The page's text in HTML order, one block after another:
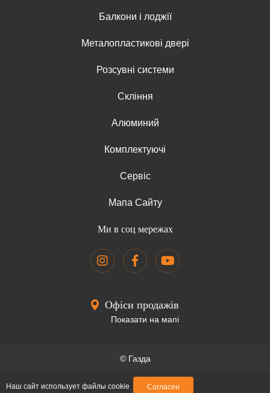
Балкони і лоджії
Металопластикові двері
Розсувні системи
Скління
Алюминий
Комплектуючі
Сервіс
Мапа Сайту
Ми в соц мережах
Офіси продажів
Показати на мапі
© Газда
Зразок договору
Наш сайт использует файлы cookie Согласен